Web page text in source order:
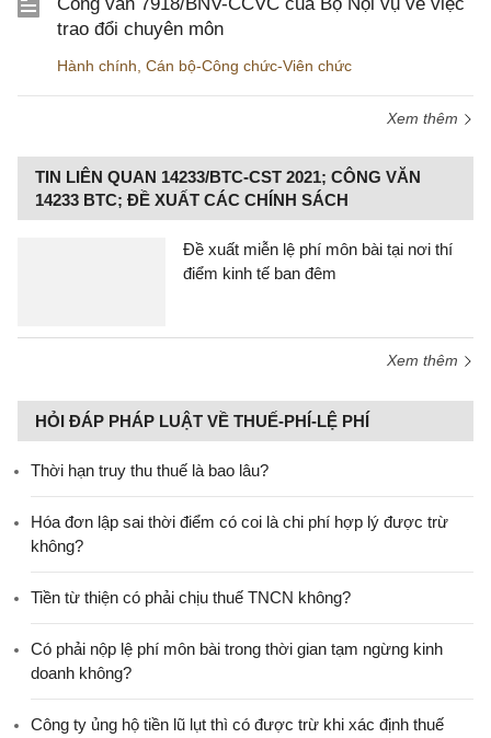
trao đổi chuyên môn
Hành chính Cán bộ-Công chức-Viên chức
Xem thêm
TIN LIÊN QUAN 14233/BTC-CST 2021; CÔNG VĂN
14233 BTC; ĐỀ XUẤT CÁC CHÍNH SÁCH
Đề xuất miễn lệ phí môn bài tại nơi thí
điểm kinh tế ban đêm
Xem thêm
HỎI ĐÁP PHÁP LUẬT VỀ THUẾ-PHÍ-LỆ PHÍ
Thời hạn truy thu thuế là bao lâu?
Hóa đơn lập sai thời điểm có coi là chi phí hợp lý được trừ
không?
Tiền từ thiện có phải chịu thuế TNCN không?
Có phải nộp lệ phí môn bài trong thời gian tạm ngừng kinh
doanh không?
Công ty ủng hộ tiền lũ lụt thì có được trừ khi xác định thuế